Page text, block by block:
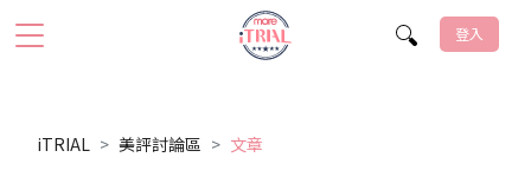
登入
iTRIAL 美評討論區 文章